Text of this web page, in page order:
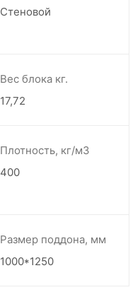
Стеновой
Вес блока кг.
17,72
Плотность, кг/м3
400
Размер поддона, мм
1000*1250